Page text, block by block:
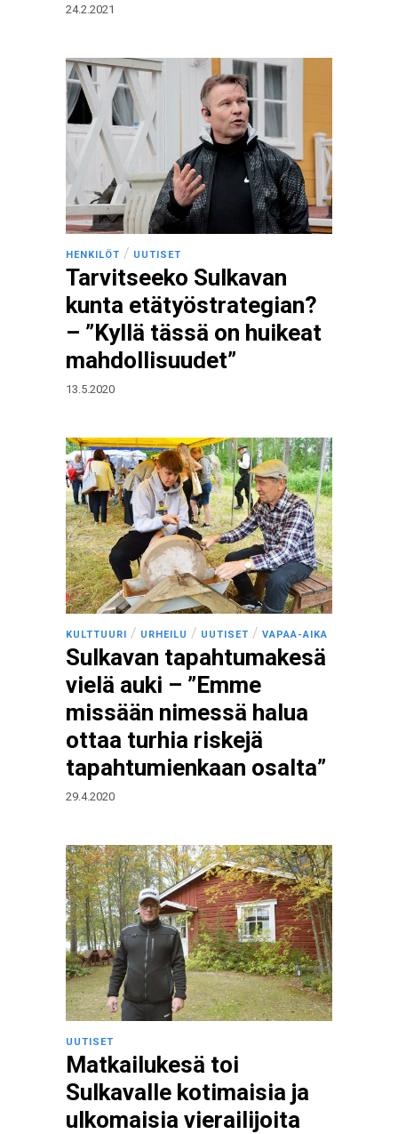
24.2.2021
HENKILÖT / UUTISET
Tarvitseeko Sulkavan
kunta etätyöstrategian?
– ”Kyllä tässä on huikeat
mahdollisuudet”
13.5.2020
KULTTUURI / URHEILU / UUTISET / VAPAA-AIKA
Sulkavan tapahtumakesä
vielä auki – ”Emme
missään nimessä halua
ottaa turhia riskejä
tapahtumienkaan osalta”
29.4.2020
UUTISET
Matkailukesä toi
Sulkavalle kotimaisia ja
ulkomaisia vierailijoita